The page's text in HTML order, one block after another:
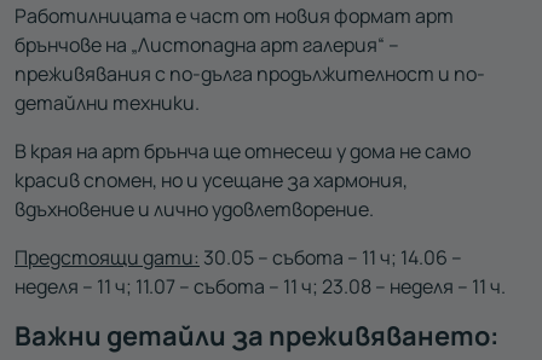
Работилницата е част от новия формат арт
брънчове на „Листопадна арт галерия“ –
преживявания с по-дълга продължителност и по-
детайлни техники.
В края на арт брънча ще отнесеш у дома не само
красив спомен, но и усещане за хармония,
вдъхновение и лично удовлетворение.
Предстоящи дати: 30.05 – събота – 11 ч; 14.06 –
неделя – 11 ч; 11.07 – събота – 11 ч; 23.08 – неделя – 11 ч.
Важни детайли за преживяването: